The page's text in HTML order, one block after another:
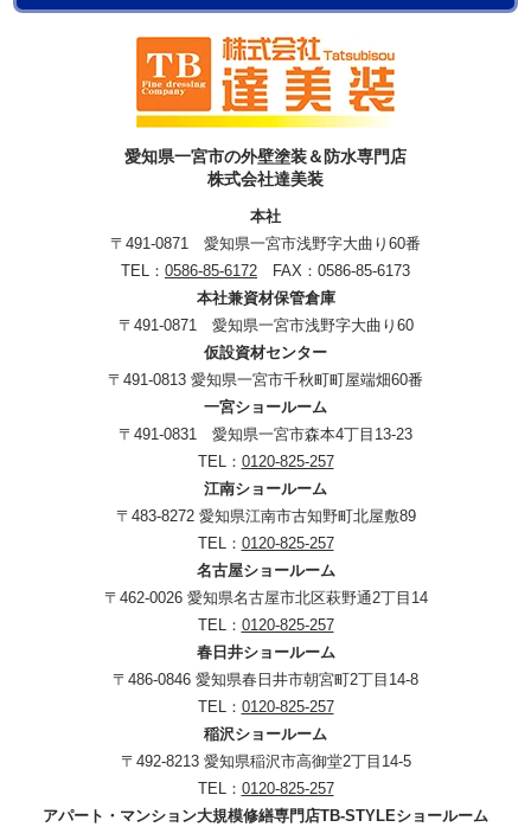
愛知県一宮市の外壁塗装＆防水専門店
株式会社達美装
本社
〒491-0871 愛知県一宮市浅野字大曲り60番
TEL： 0586-85-6172 FAX：0586-85-6173
本社兼資材保管倉庫
〒491-0871 愛知県一宮市浅野字大曲り60
仮設資材センター
〒491-0813 愛知県一宮市千秋町町屋端畑60番
一宮ショールーム
〒491-0831 愛知県一宮市森本4丁目13-23
TEL： 0120-825-257
江南ショールーム
〒483-8272 愛知県江南市古知野町北屋敷89
TEL： 0120-825-257
名古屋ショールーム
〒462-0026 愛知県名古屋市北区萩野通2丁目14
TEL： 0120-825-257
春日井ショールーム
〒486-0846 愛知県春日井市朝宮町2丁目14-8
TEL： 0120-825-257
稲沢ショールーム
〒492-8213 愛知県稲沢市高御堂2丁目14-5
TEL： 0120-825-257
アパート・マンション大規模修繕専門店TB-STYLEショールーム